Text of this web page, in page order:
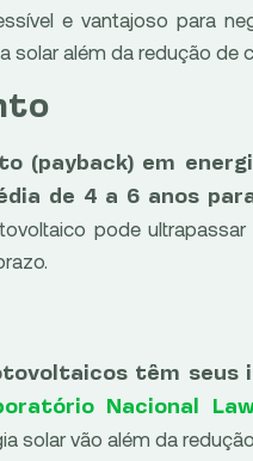
e vantajoso para
solar além da redução de
(payback) em
de 4 a 6 anos
pode
têm seus
Nacional
solar vão além da